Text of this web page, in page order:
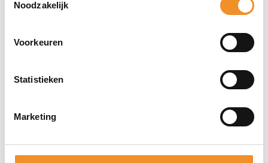
Noodzakelijk
Voorkeuren
Statistieken
Marketing
Direct erbij bestellen